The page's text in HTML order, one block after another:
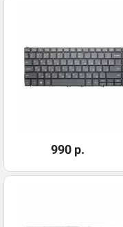
990 р.